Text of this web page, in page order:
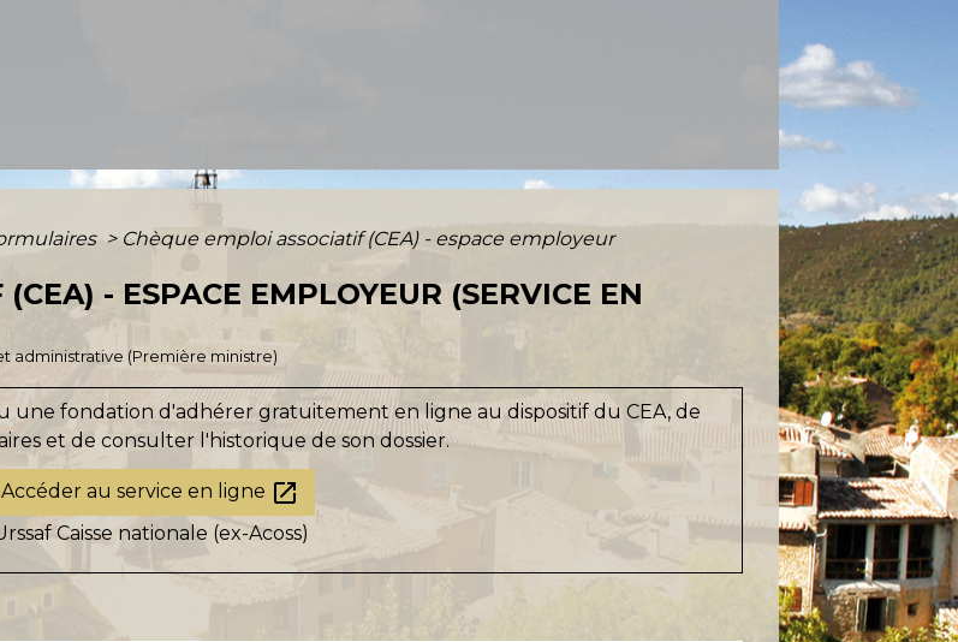
> Chèque emploi associatif (CEA) - espace employeur
- ESPACE EMPLOYEUR (SERVICE EN
administrative (Première ministre)
une fondation d'adhérer gratuitement en ligne au dispositif du CEA, de
et de consulter l'historique de son dossier.
Accéder au service en ligne open_in_new
Caisse nationale (ex-Acoss)